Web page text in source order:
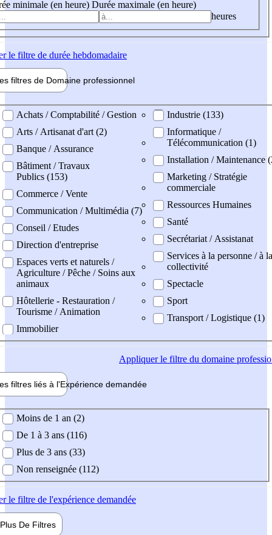
minimale (en heure) Durée maximale (en heure)
heures
le filtre de durée hebdomadaire
filtres de Domaine professionnel
professionel
Achats / Comptabilité / Gestion
Arts / Artisanat d'art (2)
Banque / Assurance
Bâtiment / Travaux
Publics (153)
Commerce / Vente
Communication / Multimédia (7)
Conseil / Etudes
Direction d'entreprise
Espaces verts et naturels /
Agriculture / Pêche / Soins aux
animaux
Hôtellerie - Restauration /
Tourisme / Animation
Immobilier
Industrie (133)
Informatique /
Télécommunication (1)
Installation / Maintenance
Marketing / Stratégie
commerciale
Ressources Humaines
Santé
Secrétariat / Assistanat
Services à la personne / à la
collectivité
Spectacle
Sport
Transport / Logistique (1)
Appliquerle filtre du domaine
filtres liés à l'Expérience demandée
demandée
Moins de 1 an (2)
De 1 à 3 ans (116)
Plus de 3 ans (33)
Non renseignée (112)
le filtre de l'expérience demandée
Plus De Filtres